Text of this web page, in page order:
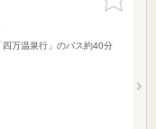
りに追加
万温泉行」のバス約40分